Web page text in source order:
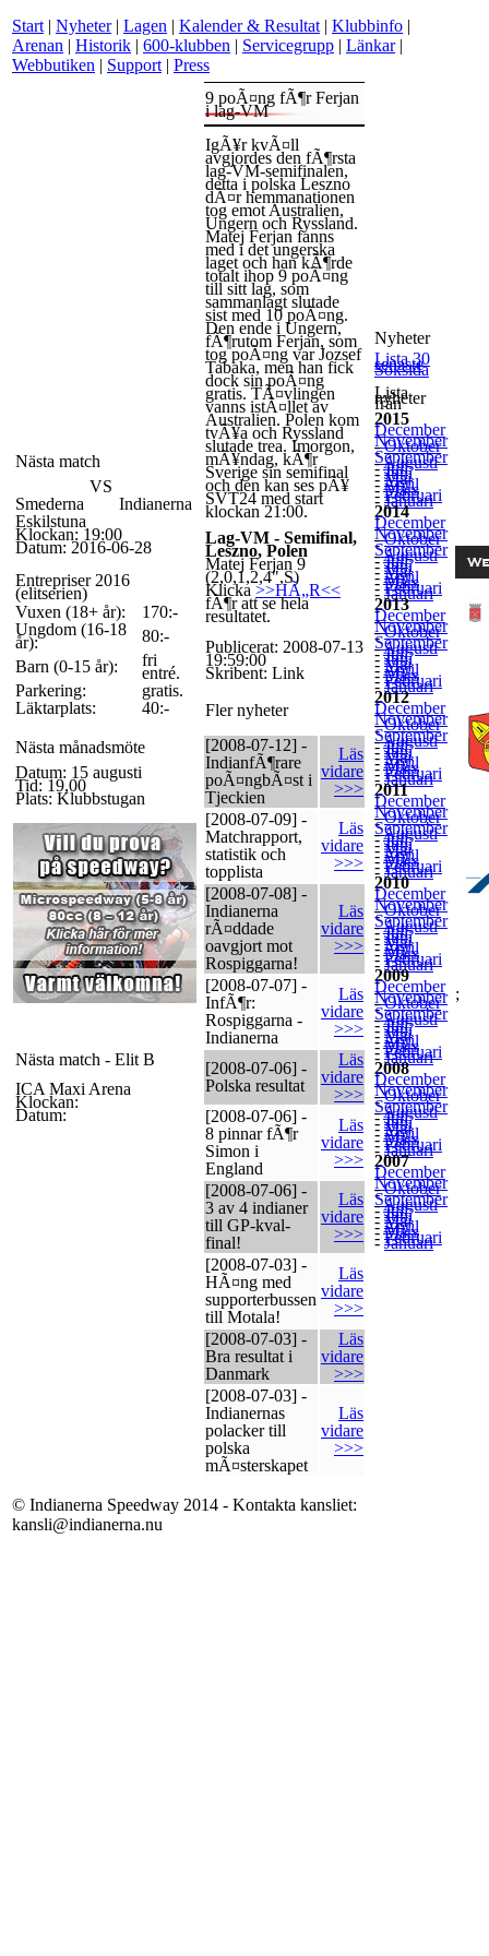
;
Start | Nyheter| Lagen | Kalender & Resultat | Klubbinfo |
Arenan | Historik | 600-klubben | Servicegrupp | Länkar|
Webbutiken | Support | Press
Nästa match
VS
Smederna
Indianerna
Eskilstuna
Klockan: 19:00
Datum: 2016-06-28
Entrepriser 2016
(elitserien)
Vuxen (18+ år):
170:-
Ungdom (16-18
år):
80:-
Barn (0-15 år):
fri
entré.
Parkering:
gratis.
Läktarplats:
40:-
Nästa månadsmöte
Datum: 15 augusti
Tid: 19,00
Plats: Klubbstugan
Nästa match - Elit B
ICA Maxi Arena
Klockan:
Datum:
9 poÃ¤ng fÃ¶r Ferjan
i lag-VM
IgÃ¥r kvÃ¤ll
avgjordes den fÃ¶rsta
lag-VM-semifinalen,
detta i polska Leszno
dÃ¤r hemmanationen
tog emot Australien,
Ungern och Ryssland.
Matej Ferjan fanns
med i det ungerska
laget och han kÃ¶rde
totalt ihop 9 poÃ¤ng
till sitt lag, som
sammanlagt slutade
sist med 10 poÃ¤ng.
Den ende i Ungern,
fÃ¶rutom Ferjan, som
tog poÃ¤ng var Jozsef
Tabaka, men han fick
dock sin poÃ¤ng
gratis. TÃ¤vlingen
vanns istÃ¤llet av
Australien. Polen kom
tvÃ¥a och Ryssland
slutade trea. Imorgon,
mÃ¥ndag, kÃ¶r
Sverige sin semifinal
och den kan ses pÃ¥
SVT24 med start
klockan 21:00.
Lag-VM - Semifinal,
Leszno, Polen
Matej Ferjan 9
(2,0,1,2,4",S)
Klicka >>HÃ„R<<
fÃ¶r att se hela
resultatet.
Publicerat: 2008-07-13
19:59:00
Skribent: Link
Fler nyheter
[2008-07-12] -
IndianfÃ¶rare
poÃ¤ngbÃ¤st i
Tjeckien
Läs
vidare
>>>
[2008-07-09] -
Matchrapport,
statistik och
topplista
Läs
vidare
>>>
[2008-07-08] -
Indianerna
rÃ¤ddade
oavgjort mot
Rospiggarna!
Läs
vidare
>>>
[2008-07-07] -
InfÃ¶r:
Rospiggarna -
Indianerna
Läs
vidare
>>>
[2008-07-06] -
Polska resultat
Läs
vidare
>>>
[2008-07-06] -
8 pinnar fÃ¶r
Simon i
England
Läs
vidare
>>>
[2008-07-06] -
3 av 4 indianer
till GP-kval-
final!
Läs
vidare
>>>
[2008-07-03] -
HÃ¤ng med
supporterbussen
till Motala!
Läs
vidare
>>>
[2008-07-03] -
Bra resultat i
Danmark
Läs
vidare
>>>
[2008-07-03] -
Indianernas
polacker till
polska
mÃ¤sterskapet
Läs
vidare
>>>
Nyheter
Lista 30
senaste
Söksida
Lista
nyheter
från
2015
-
December
-
November
-Oktober
-
September
-Augusti
-Juli
-Juni
- Maj
- April
-Mars
-Februari
- Januari
2014
-
December
-
November
-Oktober
-
September
-Augusti
-Juli
-Juni
- Maj
- April
-Mars
-Februari
- Januari
2013
-
December
-
November
-Oktober
-
September
-Augusti
-Juli
-Juni
- Maj
- April
-Mars
-Februari
- Januari
2012
-
December
-
November
-Oktober
-
September
-Augusti
-Juli
-Juni
- Maj
- April
-Mars
-Februari
- Januari
2011
-
December
-
November
-Oktober
-
September
-Augusti
-Juli
-Juni
- Maj
- April
-Mars
-Februari
- Januari
2010
-
December
-
November
-Oktober
-
September
-Augusti
-Juli
-Juni
- Maj
- April
-Mars
-Februari
- Januari
2009
-
December
-
November
-Oktober
-
September
-Augusti
-Juli
-Juni
- Maj
- April
-Mars
-Februari
- Januari
2008
-
December
-
November
-Oktober
-
September
-Augusti
-Juli
-Juni
- Maj
- April
-Mars
-Februari
- Januari
2007
-
December
-
November
-Oktober
-
September
-Augusti
-Juli
-Juni
- Maj
- April
-Mars
-Februari
- Januari
© Indianerna Speedway 2014 - Kontakta kansliet:
kansli@indianerna.nu